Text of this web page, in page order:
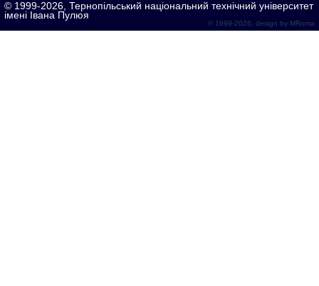
© 1999-2026, Тернопільський національний технічний університет
імені Івана Пулюя
© 1999-2026, design by MRoma